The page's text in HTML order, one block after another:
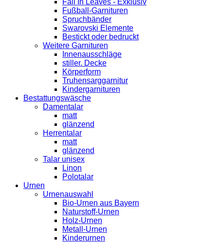
Fall In Leaves - Exklusiv
Fußball-Garnituren
Spruchbänder
Swarovski Elemente
Bestickt oder bedruckt
Weitere Garnituren
Innenausschläge
stiller. Decke
Körperform
Truhensarggarnitur
Kindergarnituren
Bestattungswäsche
Damentalar
matt
glänzend
Herrentalar
matt
glänzend
Talar unisex
Linon
Polotalar
Urnen
Urnenauswahl
Bio-Urnen aus Bayern
Naturstoff-Urnen
Holz-Urnen
Metall-Urnen
Kinderurnen